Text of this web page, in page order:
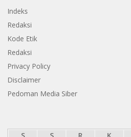
Indeks
Redaksi
Kode Etik
Redaksi
Privacy Policy
Disclaimer
Pedoman Media Siber